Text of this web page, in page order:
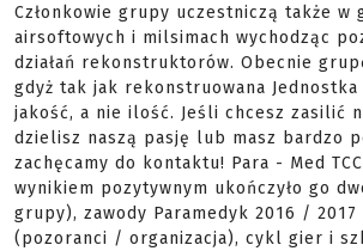
Członkowie grupy uczestniczą także w
airsoftowych i milsimach wychodząc
działań rekonstruktorów. Obecnie
gdyż tak jak rekonstruowana Jednostka
jakość, a nie ilość. Jeśli chcesz zasilić
dzielisz naszą pasję lub masz bardzo
zachęcamy do kontaktu! Para - Med
wynikiem pozytywnym ukończyło go
grupy), zawody Paramedyk 2016 /
(pozoranci / organizacja), cykl gier i